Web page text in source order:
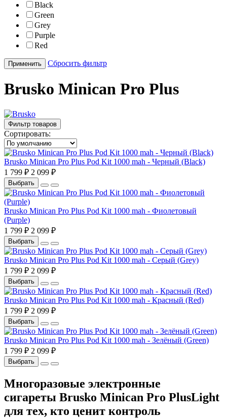
Black
Green
Grey
Purple
Red
Применить Сбросить фильтр
Brusko Minican Pro Plus
Фильтр товаров
Сортировать:
Brusko Minican Pro Plus Pod Kit 1000 mah - Черный (Black)
1 799 ₽ 2 099 ₽
Выбрать
Brusko Minican Pro Plus Pod Kit 1000 mah - Фиолетовый
(Purple)
1 799 ₽ 2 099 ₽
Выбрать
Brusko Minican Pro Plus Pod Kit 1000 mah - Серый (Grey)
1 799 ₽ 2 099 ₽
Выбрать
Brusko Minican Pro Plus Pod Kit 1000 mah - Красный (Red)
1 799 ₽ 2 099 ₽
Выбрать
Brusko Minican Pro Plus Pod Kit 1000 mah - Зелёный (Green)
1 799 ₽ 2 099 ₽
Выбрать
Многоразовые электронные
сигареты Brusko Minican Pro PlusLight
для тех, кто ценит контроль